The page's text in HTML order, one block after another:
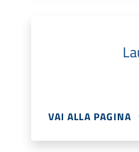
VAI ALLA PAGINA